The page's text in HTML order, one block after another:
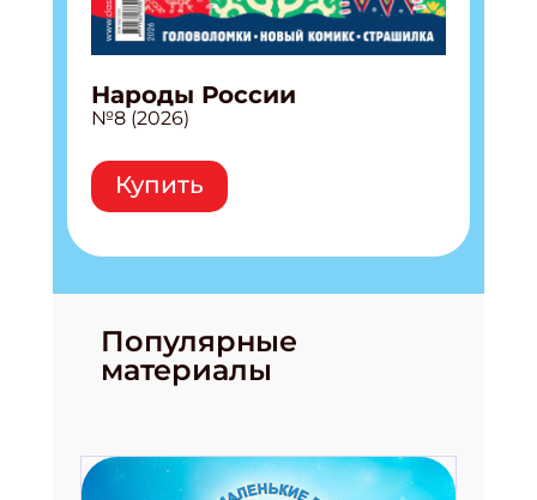
Народы России
№8 (2026)
Купить
Популярные
материалы